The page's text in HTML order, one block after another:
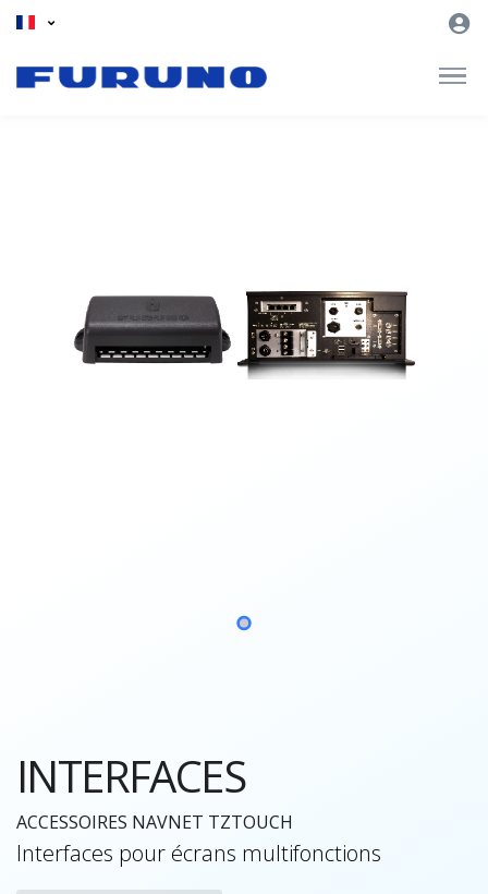
INTERFACES
ACCESSOIRES NAVNET TZTOUCH
Interfaces pour écrans multifonctions